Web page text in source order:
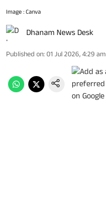
Image : Canva
Dhanam News Desk
Published on: 01 Jul 2026, 4:29 am